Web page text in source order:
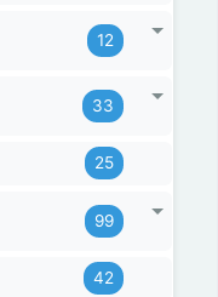
12
33
25
99
42